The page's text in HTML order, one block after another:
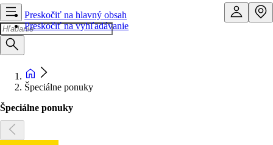
Preskočiť na hlavný obsah
Preskočiť na vyhľadávanie
Špeciálne ponuky
Špeciálne ponuky